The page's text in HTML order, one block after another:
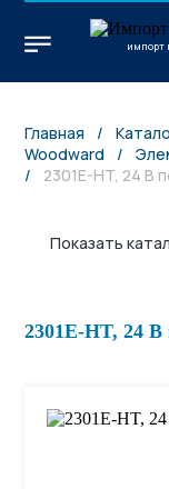
импорт
Главная /
Woodward
/
/
2301E-HT, 24 В
Показать
2301E-HT, 24 В